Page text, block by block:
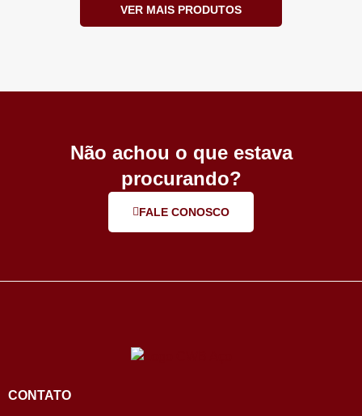
VER MAIS PRODUTOS
Não achou o que estava
procurando?
FALE CONOSCO
CONTATO